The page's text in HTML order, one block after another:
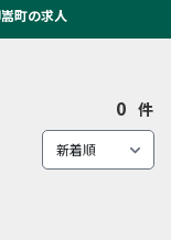
町の求人
0 件